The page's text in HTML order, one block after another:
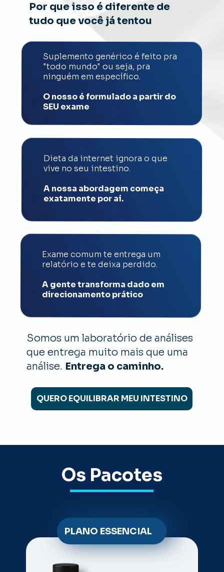
QUERO EQUILIBRAR MEU INTESTINO
Por que isso é diferente de
tudo que você já tentou
Exame comum te entrega um
relatório e te deixa perdido.
A gente transforma dado em
direcionamento prático
Suplemento genérico é feito pra
"todo mundo" ou seja, pra
ninguém em específico.
O nosso é formulado a partir do
SEU exame
Dieta da internet ignora o que
vive no seu intestino.
A nossa abordagem começa
exatamente por aí.
Somos um laboratório de análises
que entrega muito mais que uma
análise. Entrega o caminho.
Os Pacotes
PLANO ESSENCIAL